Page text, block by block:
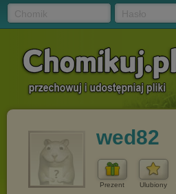
wed82
Prezent Ulubiony